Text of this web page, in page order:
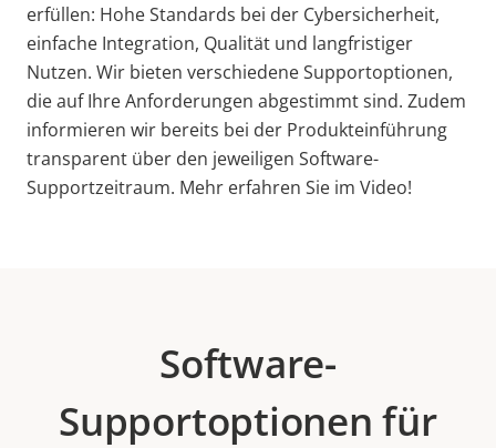
erfüllen: Hohe Standards bei der Cybersicherheit,
einfache Integration, Qualität und langfristiger
Nutzen. Wir bieten verschiedene Supportoptionen,
die auf Ihre Anforderungen abgestimmt sind. Zudem
informieren wir bereits bei der Produkteinführung
transparent über den jeweiligen Software-
Supportzeitraum. Mehr erfahren Sie im Video!
Software-
Supportoptionen für